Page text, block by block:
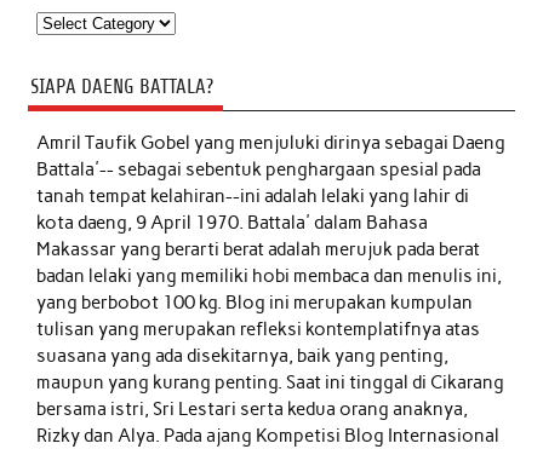
Kategori
SIAPA DAENG BATTALA?
Amril Taufik Gobelyang menjuluki dirinya sebagai Daeng
Battala'-- sebagai sebentuk penghargaan spesial pada
tanah tempat kelahiran--ini adalah lelaki yang lahir di
kota daeng, 9 April 1970. Battala' dalam Bahasa
Makassar yang berarti berat adalah merujuk pada berat
badan lelaki yang memiliki hobi membaca dan menulis ini,
yang berbobot 100 kg. Blog ini merupakan kumpulan
tulisan yang merupakan refleksi kontemplatifnya atas
suasana yang ada disekitarnya, baik yang penting,
maupun yang kurang penting. Saat ini tinggal di Cikarang
bersama istri, Sri Lestari serta kedua orang anaknya,
Rizky dan Alya. Pada ajang Kompetisi Blog Internasional